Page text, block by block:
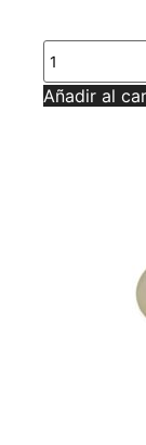
PENDIENTE
EN
NACAR
AG
Añadir al